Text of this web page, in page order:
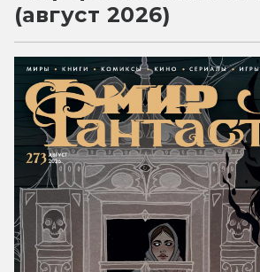
(август 2026)